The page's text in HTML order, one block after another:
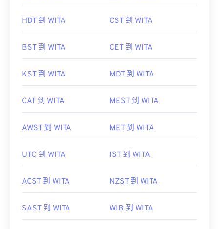
HDT 到 WITA CST 到 WITA
BST 到 WITA CET 到 WITA
KST 到 WITA MDT 到 WITA
CAT 到 WITA MEST 到 WITA
AWST 到 WITA MET 到 WITA
UTC 到 WITA IST 到 WITA
ACST 到 WITA NZST 到 WITA
SAST 到 WITA WIB 到 WITA